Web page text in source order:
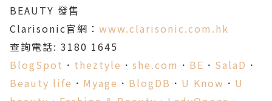
BEAUTY 發售
Clarisonic官網： www.clarisonic.com.hk
查詢電話: 3180 1645
BlogSpot ． theztyle ． she.com ． BE ． SalaD ．
Beauty life ． Myage ． BlogDB ． U Know ． U